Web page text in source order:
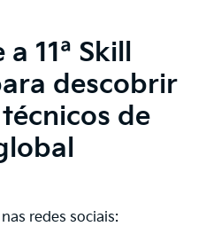
11ª Skill
descobrir
de
redes sociais: